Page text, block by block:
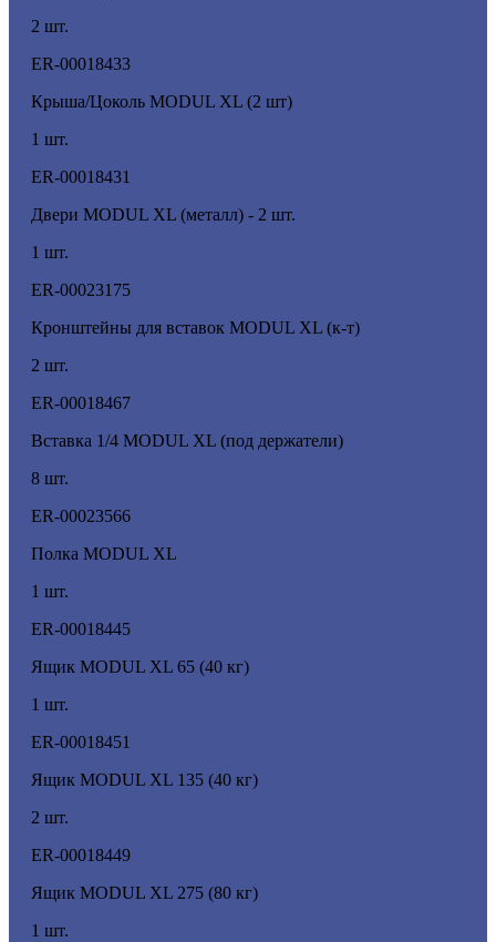
2 шт.
ER-00018433
Крыша/Цоколь MODUL XL (2 шт)
1 шт.
ER-00018431
Двери MODUL XL (металл) - 2 шт.
1 шт.
ER-00023175
Кронштейны для вставок MODUL XL (к-т)
2 шт.
ER-00018467
Вставка 1/4 MODUL XL (под держатели)
8 шт.
ER-00023566
Полка MODUL XL
1 шт.
ER-00018445
Ящик MODUL XL 65 (40 кг)
1 шт.
ER-00018451
Ящик MODUL XL 135 (40 кг)
2 шт.
ER-00018449
Ящик MODUL XL 275 (80 кг)
1 шт.